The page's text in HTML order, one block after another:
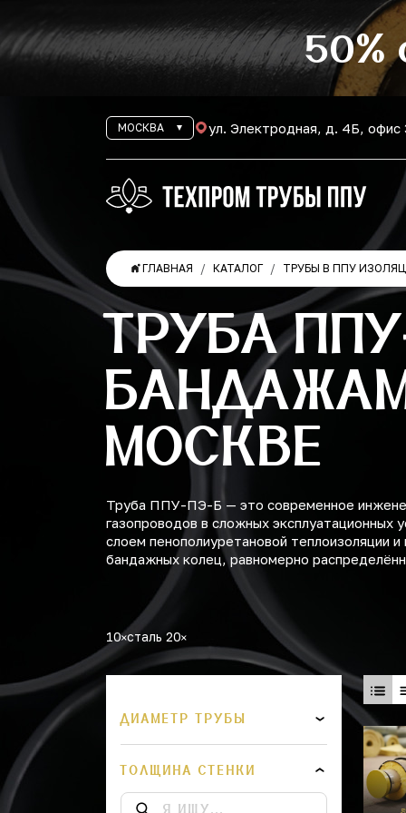
50%
МОСКВА ул. Электродная, д. 4Б, офис
ГЛАВНАЯ КАТАЛОГ ТРУБЫ В ППУ
ТРУБА
МОСКВЕ
Труба ППУ-ПЭ-Б — это современное
газопроводов в сложных эксплуатационных
слоем пенополиуретановой теплоизоляции
бандажных колец, равномерно
10 сталь 20
ДИАМЕТР ТРУБЫ
ТОЛЩИНА СТЕНКИ